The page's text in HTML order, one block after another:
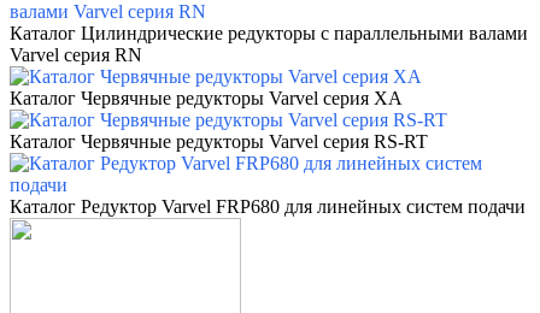
Каталог Цилиндрические редукторы с параллельными валами
Varvel серия RN
Каталог Червячные редукторы Varvel серия XA
Каталог Червячные редукторы Varvel серия RS-RT
Каталог Редуктор Varvel FRP680 для линейных систем подачи